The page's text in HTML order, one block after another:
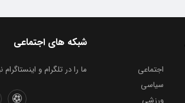
شبکه های اجتماعی
ما را در تلگرام و اینستاگرام
اجتماعی
سیاسی